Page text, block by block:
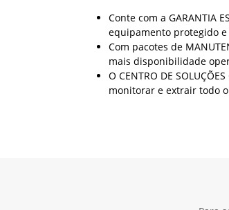
Conte com a GARANTIA
equipamento protegido
Com pacotes de
mais disponibilidade
O CENTRO DE
monitorar e extrair todo